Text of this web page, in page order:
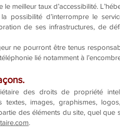
le meilleur taux d’accessibilité.
possibilité d’interrompre le
de ses infrastructures, de
ne pourront être tenus
lié notamment à
des droits de propriété
images, graphismes,
des éléments du site, quel
.